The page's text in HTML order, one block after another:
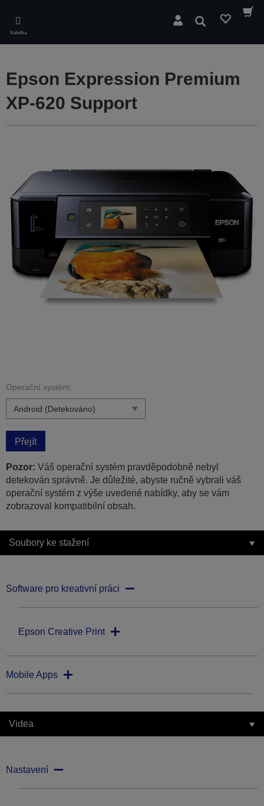
main
content
Nabídka
Hledat
Epson Expression Premium
XP-620 Support
Operační systém:
Přejít
Pozor: Váš operační systém pravděpodobně nebyl
detekován správně. Je důležité, abyste ručně vybrali váš
operační systém z výše uvedené nabídky, aby se vám
zobrazoval kompatibilní obsah.
Soubory ke stažení
Software pro kreativní práci
Epson Creative Print
Mobile Apps
Videa
Nastavení